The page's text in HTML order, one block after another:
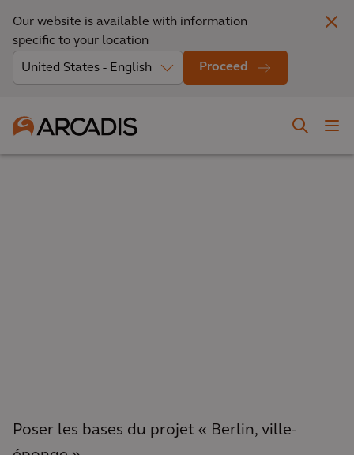
Our website is available with information
specific to your location
Proceed
Poser les bases du projet « Berlin, ville-